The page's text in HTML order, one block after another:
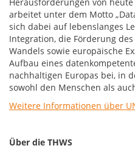
arbeitet unter dem Motto
sich dabei auf lebenslanges
Integration, die Förderung
Wandels sowie europäische
Aufbau eines
nachhaltigen Europas bei, in
sowohl den Menschen als
Weitere Informationen über
Über die THWS